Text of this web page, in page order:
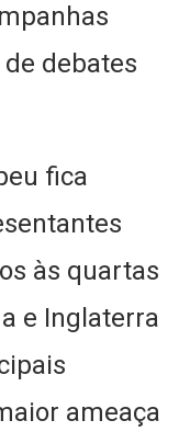
debates
fica
às quartas
e Inglaterra
ameaça